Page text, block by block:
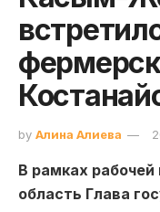
by Алина Алиева
В рамках
область Глава